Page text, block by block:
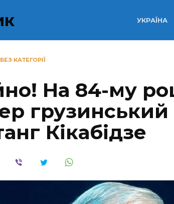
УКРАЇНА
БЕЗ КАТЕГОРІЇ
На 84-му
грузинський
Кікабідзе